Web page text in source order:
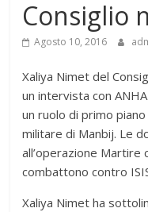
Consiglio
Agosto 10, 2016
Xaliya Nimet del
un intervista con
un ruolo di primo
militare di Manbij. Le
all’operazione Martire
combattono contro
Xaliya Nimet ha